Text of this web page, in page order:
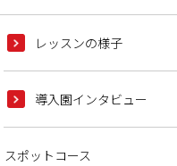
レッスンの様子
導入園インタビュー
スポットコース